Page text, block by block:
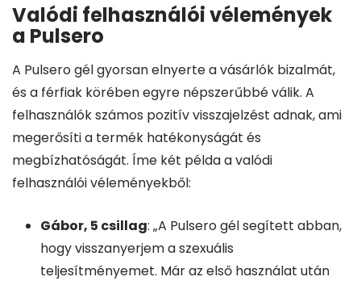
Valódi felhasználói vélemények
a Pulsero
A Pulsero gél gyorsan elnyerte a vásárlók bizalmát,
és a férfiak körében egyre népszerűbbé válik. A
felhasználók számos pozitív visszajelzést adnak, ami
megerősíti a termék hatékonyságát és
megbízhatóságát. Íme két példa a valódi
felhasználói véleményekből:
Gábor, 5 csillag: „A Pulsero gél segített abban,
hogy visszanyerjem a szexuális
teljesítményemet. Már az első használat után